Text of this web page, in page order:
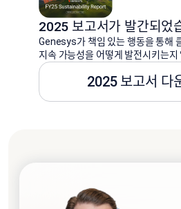
2025 보고서가 발간되었
Genesys가 책임 있는 행동을 통해
지속 가능성을 어떻게 발전시키는지
2025 보고서 다